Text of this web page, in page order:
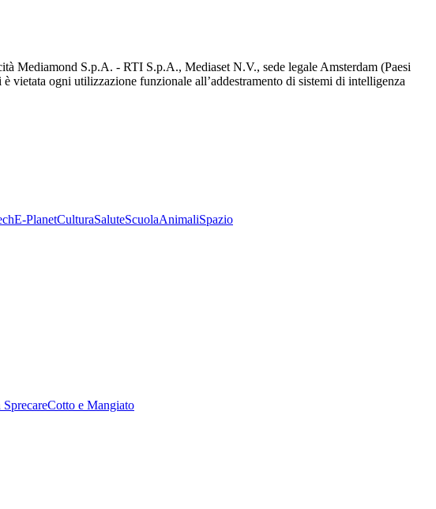
Mediamond S.p.A. - RTI S.p.A., Mediaset N.V., sede legale Amsterdam (Paesi
vietata ogni utilizzazione funzionale all’addestramento di sistemi di intelligenza
E-PlanetCulturaSaluteScuolaAnimaliSpazio
Cotto e Mangiato